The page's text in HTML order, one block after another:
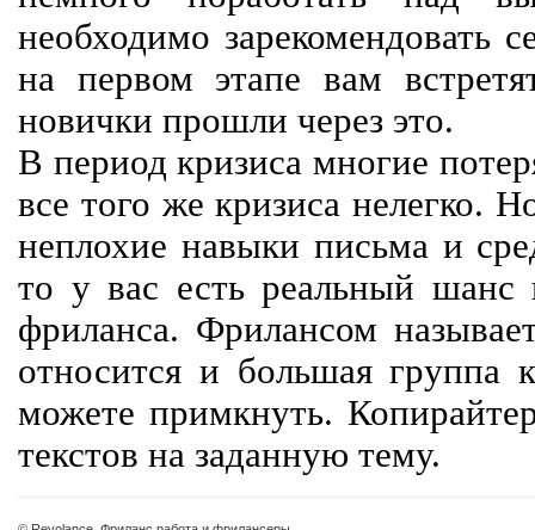
необходимо зарекомендовать
на первом этапе вам
новички прошли через это.
В период кризиса многие
все того же кризиса нелегко.
неплохие навыки письма и
то у вас есть реальный шанс
фриланса. Фрилансом
относится и большая группа
можете примкнуть.
текстов на заданную тему.